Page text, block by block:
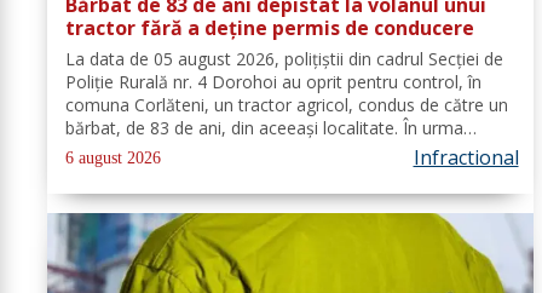
tractor fără a deține permis de conducere
La data de 05 august 2026, polițiștii din cadrul Secției de
Poliție Rurală nr. 4 Dorohoi au oprit pentru control, în
comuna Corlăteni, un tractor agricol, condus de către un
bărbat, de 83 de ani, din aceeași localitate. În urma
verificărilor efectuate de către polițiști, s-a constatat
faptul că...
6 august 2026 Infractional